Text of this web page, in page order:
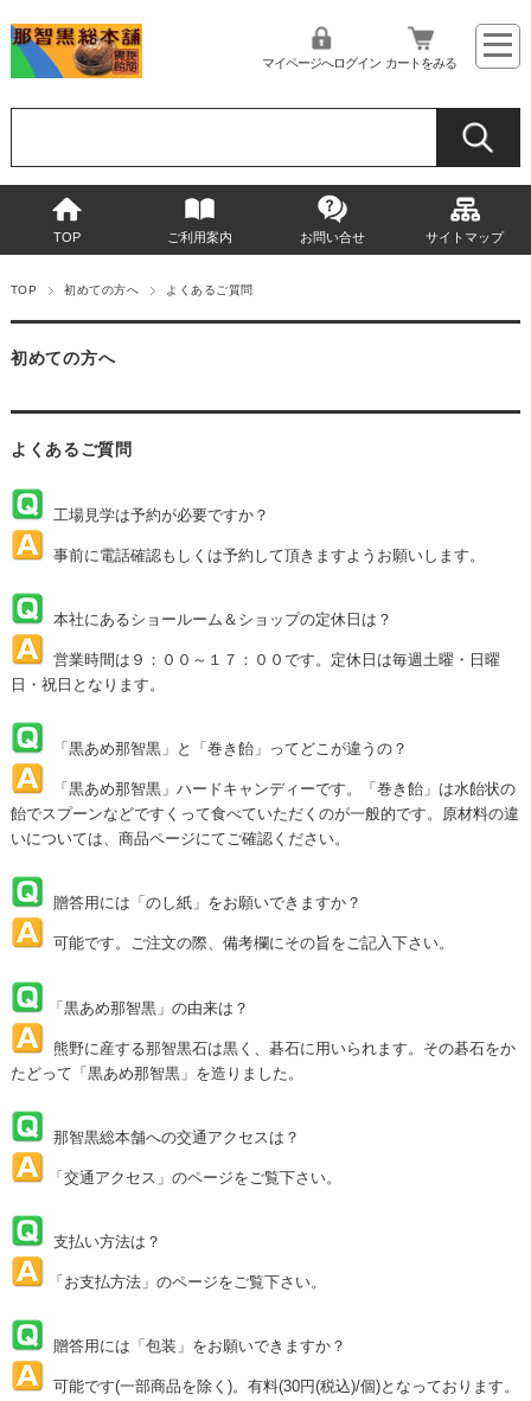
マイページへログイン カートをみる
TOP ご利用案内 お問い合せ サイトマップ
TOP 初めての方へ よくあるご質問
初めての方へ
よくあるご質問
工場見学は予約が必要ですか？
事前に電話確認もしくは予約して頂きますようお願いします。
本社にあるショールーム＆ショップの定休日は？
営業時間は９：００～１７：００です。定休日は毎週土曜・日曜
日・祝日となります。
「黒あめ那智黒」と「巻き飴」ってどこが違うの？
「黒あめ那智黒」ハードキャンディーです。「巻き飴」は水飴状の
飴でスプーンなどですくって食べていただくのが一般的です。原材料の違
いについては、商品ページにてご確認ください。
贈答用には「のし紙」をお願いできますか？
可能です。ご注文の際、備考欄にその旨をご記入下さい。
「黒あめ那智黒」の由来は？
熊野に産する那智黒石は黒く、碁石に用いられます。その碁石をか
たどって「黒あめ那智黒」を造りました。
那智黒総本舗への交通アクセスは？
「 交通アクセス 」のページをご覧下さい。
支払い方法は？
「 お支払方法」のページをご覧下さい。
贈答用には「包装」をお願いできますか？
可能です(一部商品を除く)。有料(30円(税込)/個)となっております。